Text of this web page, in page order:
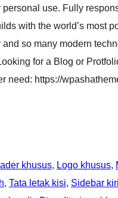
use. Fully
with the world’s most
so many modern
for a Blog or
need: https://
khusus, Logo khusus,
, Tata letak kisi, Sidebar kiri